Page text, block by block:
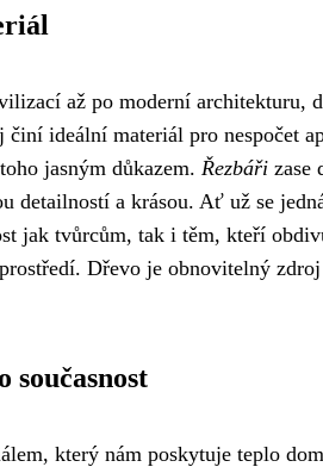
až po moderní architekturu,
činí ideální materiál pro nespočet
jasným důkazem. Řezbáři zase
detailností a krásou. Ať už se
jak tvůrcům, tak i těm, kteří
Dřevo je obnovitelný
současnost
který nám poskytuje teplo